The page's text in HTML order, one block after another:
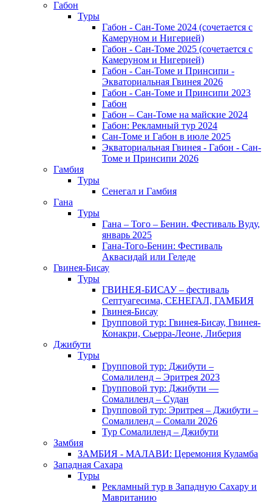
Габон
Туры
Габон - Сан-Томе 2024 (сочетается с
Камеруном и Нигерией)
Габон - Сан-Томе 2025 (сочетается с
Камеруном и Нигерией)
Габон - Сан-Томе и Принсипи -
Экваториальная Гвинея 2026
Габон - Сан-Томе и Принсипи 2023
Габон
Габон – Сан-Томе на майские 2024
Габон: Рекламный тур 2024
Сан-Томе и Габон в июле 2025
Экваториальная Гвинея - Габон - Сан-
Томе и Принсипи 2026
Гамбия
Туры
Сенегал и Гамбия
Гана
Туры
Гана – Того – Бенин. Фестиваль Вуду,
январь 2025
Гана-Того-Бенин: Фестиваль
Аквасидай или Геледе
Гвинея-Бисау
Туры
ГВИНЕЯ-БИСАУ – фестиваль
Септуагесима, СЕНЕГАЛ, ГАМБИЯ
Гвинея-Бисау
Групповой тур: Гвинея-Бисау, Гвинея-
Конакри, Сьерра-Леоне, Либерия
Джибути
Туры
Групповой тур: Джибути –
Cомалиленд – Эритрея 2023
Групповой тур: Джибути —
Сомалиленд – Судан
Групповой тур: Эритрея – Джибути –
Сомалиленд – Сомали 2026
Тур Cомалиленд – Джибути
Замбия
ЗАМБИЯ - МАЛАВИ: Церемония Куламба
Западная Сахара
Туры
Рекламный тур в Западную Сахару и
Мавританию